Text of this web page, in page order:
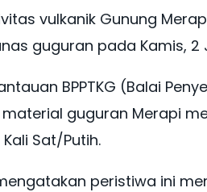
vulkanik Gunung
guguran pada Kamis, 2
BPPTKG (Balai
guguran Merapi
Sat/Putih.
peristiwa ini